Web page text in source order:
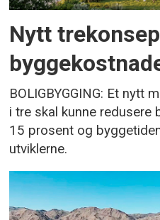
Nytt
BOLIGBYGGING: Et nytt
i tre skal kunne redusere
15 prosent og
utviklerne.